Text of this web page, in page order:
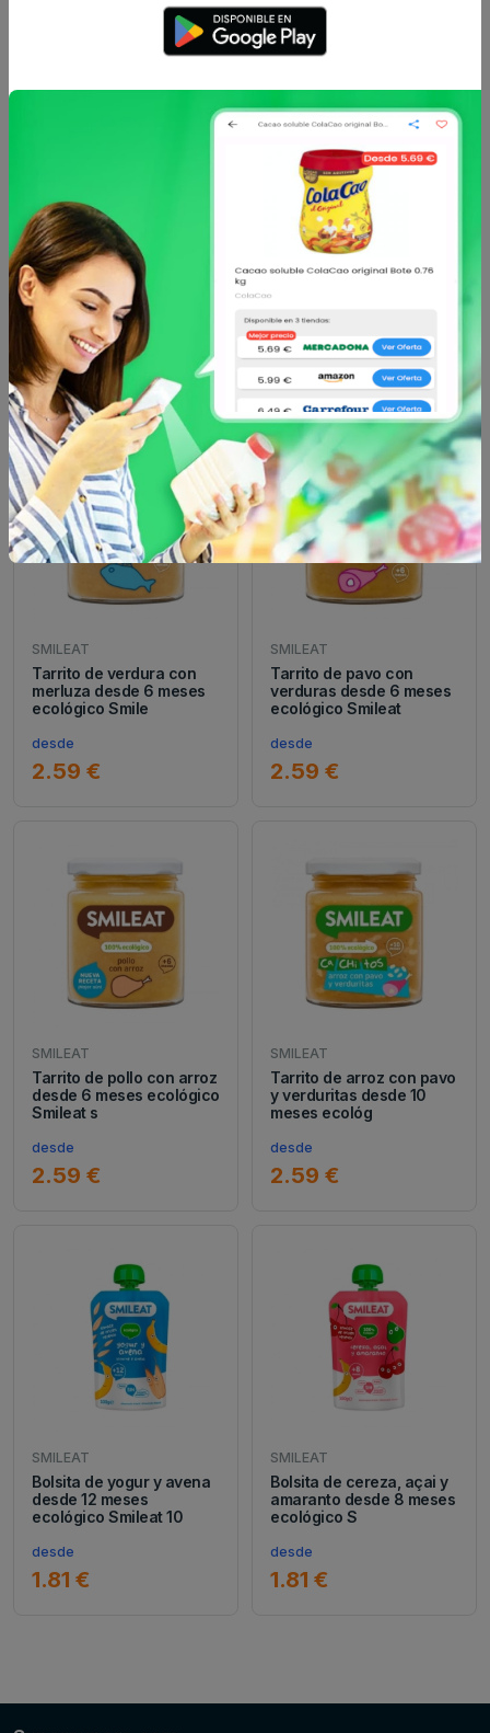
Análisis de precio
Otros productos de SMILEATen
Alimentación infantil
SMILEAT
Tarrito de verdura con
merluza desde 6 meses
ecológico Smile
desde
2.59 €
SMILEAT
Tarrito de pavo con
verduras desde 6 meses
ecológico Smileat
desde
2.59 €
SMILEAT
Tarrito de pollo con arroz
desde 6 meses ecológico
Smileat s
desde
2.59 €
SMILEAT
Tarrito de arroz con pavo
y verduritas desde 10
meses ecológ
desde
2.59 €
SMILEAT
Bolsita de yogur y avena
desde 12 meses
ecológico Smileat 10
desde
1.81 €
SMILEAT
Bolsita de cereza, açai y
amaranto desde 8 meses
ecológico S
desde
1.81 €